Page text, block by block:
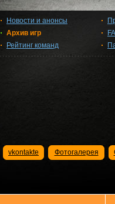
Новости и анонсы
Архив игр
Рейтинг команд
vkontakte Фотогалерея